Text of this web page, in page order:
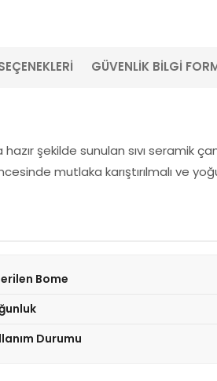
GÜVENLİK BİLGİ
şekilde sunulan sıvı seramik
mutlaka karıştırılmalı ve
Bome
Durumu